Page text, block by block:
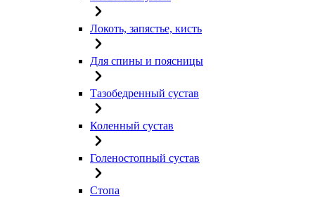
Локоть, запястье, кисть
Для спины и поясницы
Тазобедренный сустав
Коленный сустав
Голеностопный сустав
Стопа